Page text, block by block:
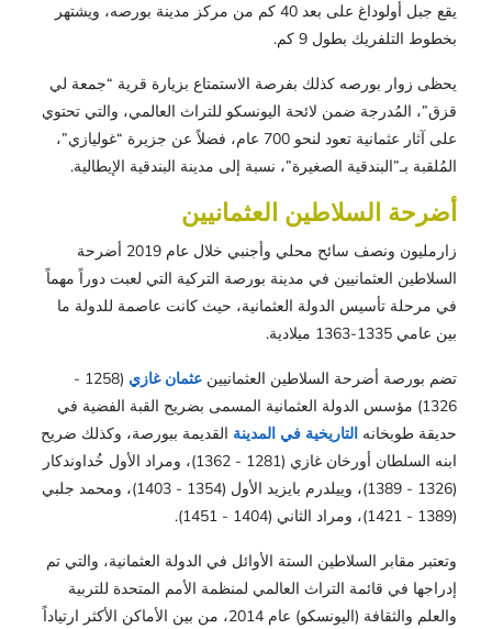
يقع جبل أولوداغ على بعد 40 كم من مركز مدينة بورصه، ويشتهر
بخطوط التلفريك بطول 9 كم.
يحظى زوار بورصه كذلك بفرصة الاستمتاع بزيارة قرية “جمعة لي
قزق”، المُدرجة ضمن لائحة اليونسكو للتراث العالمي، والتي تحتوي
على آثار عثمانية تعود لنحو 700 عام، فضلاً عن جزيرة “غوليازي”،
المُلقبة بـ”البندقية الصغيرة”، نسبة إلى مدينة البندقية الإيطالية.
أضرحة السلاطين العثمانيين
زارمليون ونصف سائح محلي وأجنبي خلال عام 2019 أضرحة
السلاطين العثمانيين في مدينة بورصة التركية التي لعبت دوراً مهماً
في مرحلة تأسيس الدولة العثمانية، حيث كانت عاصمة للدولة ما
بين عامي 1335-1363 ميلادية.
تضم بورصة أضرحة السلاطين العثمانيين عثمان غازي
(1258 -
1326) مؤسس الدولة العثمانية المسمى بضريح القبة الفضية في
حديقة طوبخانه التاريخية في المدينة القديمة ببورصة، وكذلك ضريح
ابنه السلطان أورخان غازي (1281 - 1362)، ومراد الأول خُداوندكار
(1326 - 1389)، وييلدرم بايزيد الأول (1354 - 1403)، ومحمد جلبي
(1389 - 1421)، ومراد الثاني (1404 - 1451).
وتعتبر مقابر السلاطين الستة الأوائل في الدولة العثمانية، والتي تم
إدراجها في قائمة التراث العالمي لمنظمة الأمم المتحدة للتربية
والعلم والثقافة (اليونسكو) عام 2014، من بين الأماكن الأكثر ارتياداً